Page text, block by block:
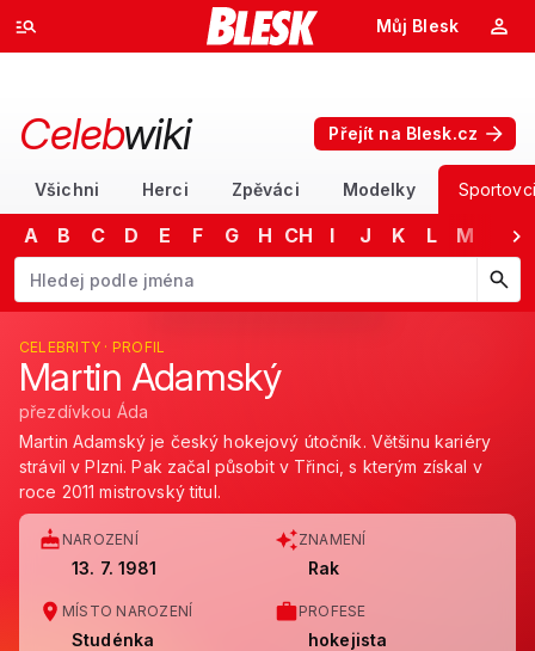
Můj Blesk
Celebwiki Přejít na Blesk.cz
Všichni Herci Zpěváci Modelky Sportovci
A B C D E F G H CH I J K L M
Začněte psát jméno. Šipkami dolů a nahoru procházejte návrhy,
CELEBRITY · PROFIL
Martin Adamský
přezdívkou Áda
Martin Adamský je český hokejový útočník. Většinu kariéry
strávil v Plzni. Pak začal působit v Třinci, s kterým získal v
roce 2011 mistrovský titul.
NAROZENÍ
13. 7. 1981
ZNAMENÍ
Rak
MÍSTO NAROZENÍ
Studénka
PROFESE
hokejista